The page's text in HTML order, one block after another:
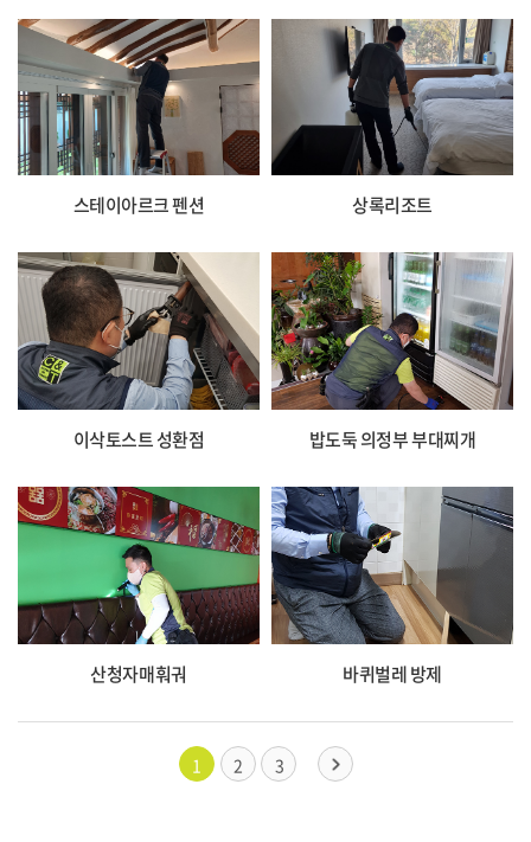
스테이아르크 펜션 상록리조트
이삭토스트 성환점 밥도둑 의정부 부대찌개
산청자매훠궈 바퀴벌레 방제
1 2 3